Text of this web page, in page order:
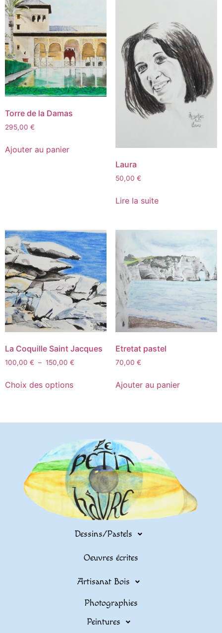
Torre de la Damas
295,00 €
Ajouter au panier
Laura
50,00 €
Lire la suite
La Coquille Saint Jacques
100,00 € – 150,00 €
Choix des options
Etretat pastel
70,00 €
Ajouter au panier
Dessins/Pastels
Oeuvres écrites
Artisanat Bois
Photographies
Peintures